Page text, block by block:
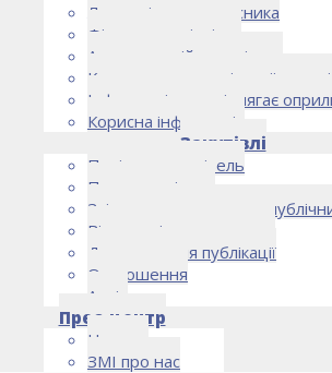
Лист очікувань власника
Фінансова звітність
Антикорупційна політика
Кодекс етики та ділової
Інформація, що підлягає
Корисна інформація
Закупівлі
Політика закупівель
План закупівель
Звіт про використання
Відомості про договори
Договори для публікації
Оголошення
Архів
Прес-центр
Новини
ЗМІ про нас